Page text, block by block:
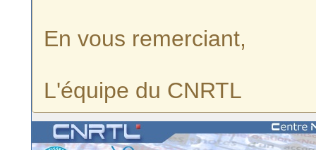
En vous remerciant,
L'équipe du CNRTL